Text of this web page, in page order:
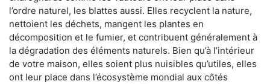
l’ordre naturel, les blattes aussi. Elles recyclent la nature,
nettoient les déchets, mangent les plantes en
décomposition et le fumier, et contribuent généralement à
la dégradation des éléments naturels. Bien qu’à l’intérieur
de votre maison, elles soient plus nuisibles qu’utiles, elles
ont leur place dans l’écosystème mondial aux côtés